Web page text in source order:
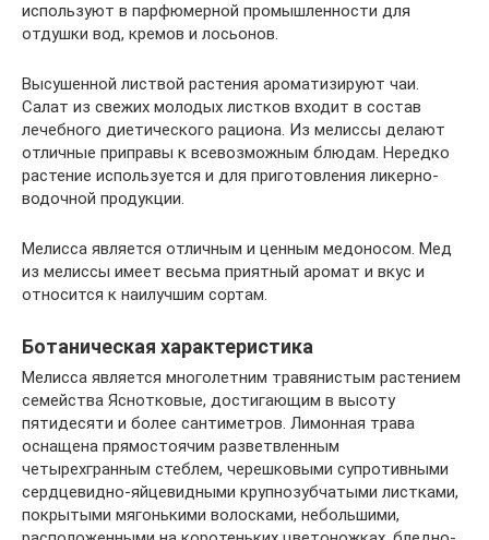
используют в парфюмерной промышленности для
отдушки вод, кремов и лосьонов.
Высушенной листвой растения ароматизируют чаи.
Салат из свежих молодых листков входит в состав
лечебного диетического рациона. Из мелиссы делают
отличные приправы к всевозможным блюдам. Нередко
растение используется и для приготовления ликерно-
водочной продукции.
Мелисса является отличным и ценным медоносом. Мед
из мелиссы имеет весьма приятный аромат и вкус и
относится к наилучшим сортам.
Ботаническая характеристика
Мелисса является многолетним травянистым растением
семейства Яснотковые, достигающим в высоту
пятидесяти и более сантиметров. Лимонная трава
оснащена прямостоячим разветвленным
четырехгранным стеблем, черешковыми супротивными
сердцевидно-яйцевидными крупнозубчатыми листками,
покрытыми мягонькими волосками, небольшими,